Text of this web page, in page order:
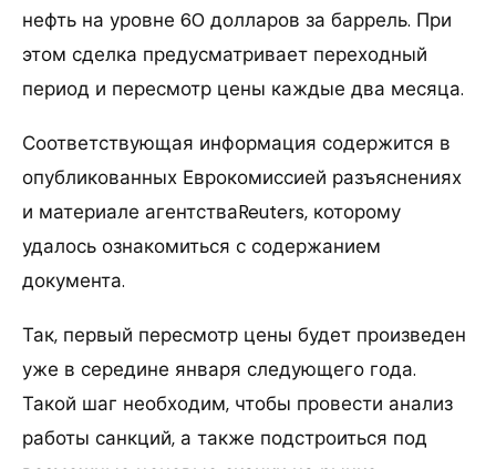
нефть на уровне 60 долларов за баррель. При
этом сделка предусматривает переходный
период и пересмотр цены каждые два месяца.
Соответствующая информация содержится в
опубликованных Еврокомиссией разъяснениях
и материале агентстваReuters, которому
удалось ознакомиться с содержанием
документа.
Так, первый пересмотр цены будет произведен
уже в середине января следующего года.
Такой шаг необходим, чтобы провести анализ
работы санкций, а также подстроиться под